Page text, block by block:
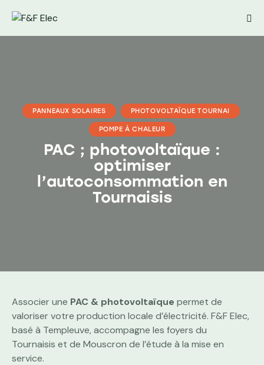
PANNEAUX SOLAIRES PHOTOVOLTAÏQUE TOURNAI
POMPE À CHALEUR
PAC ; photovoltaïque :
optimiser
l’autoconsommation en
Tournaisis
Associer une PAC & photovoltaïque permet de
valoriser votre production locale d’électricité. F&F Elec,
basé à Templeuve, accompagne les foyers du
Tournaisis et de Mouscron de l’étude à la mise en
service.